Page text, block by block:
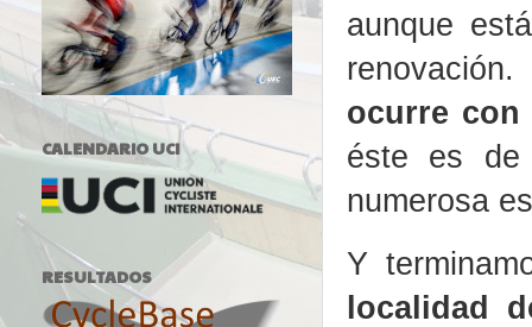
aunque
ocurre con
éste es de
numerosa
Y
localidad
CALENDARIO UCI
RESULTADOS